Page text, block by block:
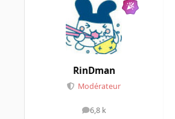
RinDman
Modérateur
6,8 k
messages